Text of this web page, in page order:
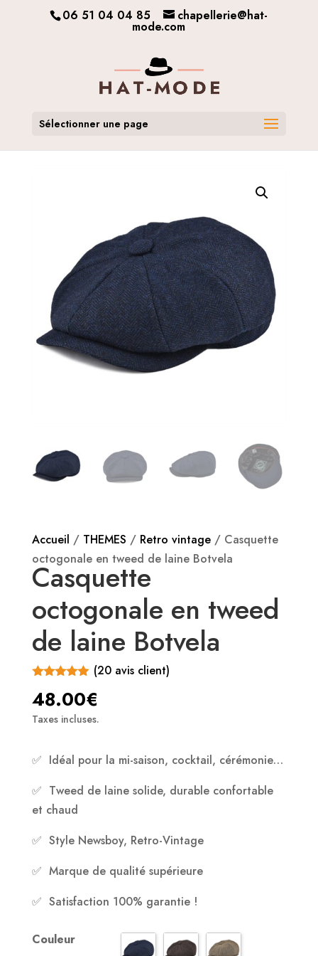
06 51 04 04 85 chapellerie@hat-
mode.com
Sélectionner une page
Accueil / THEMES / Retro vintage/ Casquette
octogonale en tweed de laine Botvela
Casquette
octogonale en tweed
de laine Botvela
sur 5
basé sur
notations
(20 avis client)
48.00€
Taxes incluses.
✅ Idéal pour la mi-saison, cocktail, cérémonie…
✅ Tweed de laine solide, durable confortable
et chaud
✅ Style Newsboy, Retro-Vintage
✅ Marque de qualité supérieure
✅ Satisfaction 100% garantie !
Couleur